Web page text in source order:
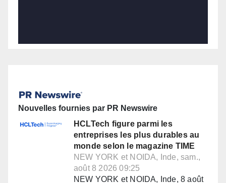
Nouvelles fournies par PR Newswire
HCLTech figure parmi les
entreprises les plus durables au
monde selon le magazine TIME
NEW YORK et NOIDA, Inde, sam.,
août 8 2026 09:25
NEW YORK et NOIDA, Inde, 8 août